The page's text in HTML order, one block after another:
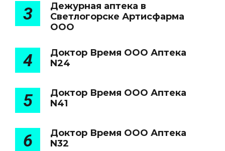
3
Дежурная аптека в
Светлогорске Артисфарма
ООО
4
Доктор Время ООО Аптека
N24
5
Доктор Время ООО Аптека
N41
6
Доктор Время ООО Аптека
N32